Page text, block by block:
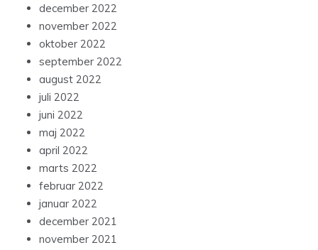
december 2022
november 2022
oktober 2022
september 2022
august 2022
juli 2022
juni 2022
maj 2022
april 2022
marts 2022
februar 2022
januar 2022
december 2021
november 2021